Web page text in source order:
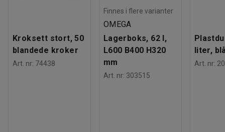
Kroksett stort, 50
blandede kroker
Art. nr: 74438
Finnes i flere varianter
OMEGA
Lagerboks, 62 l,
L600 B400 H320
mm
Art. nr: 303515
liter,
Art. nr: